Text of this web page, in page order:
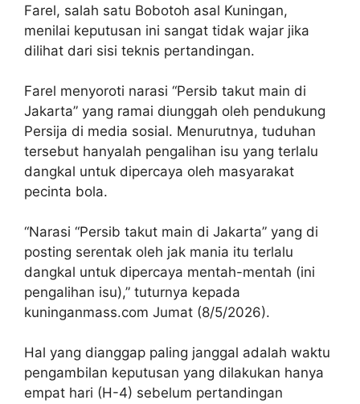
Farel, salah satu Bobotoh asal Kuningan,
menilai keputusan ini sangat tidak wajar jika
dilihat dari sisi teknis pertandingan.
Farel menyoroti narasi “Persib takut main di
Jakarta” yang ramai diunggah oleh pendukung
Persija di media sosial. Menurutnya, tuduhan
tersebut hanyalah pengalihan isu yang terlalu
dangkal untuk dipercaya oleh masyarakat
pecinta bola.
“Narasi “Persib takut main di Jakarta” yang di
posting serentak oleh jak mania itu terlalu
dangkal untuk dipercaya mentah-mentah (ini
pengalihan isu),” tuturnya kepada
kuninganmass.com Jumat (8/5/2026).
Hal yang dianggap paling janggal adalah waktu
pengambilan keputusan yang dilakukan hanya
empat hari (H-4) sebelum pertandingan